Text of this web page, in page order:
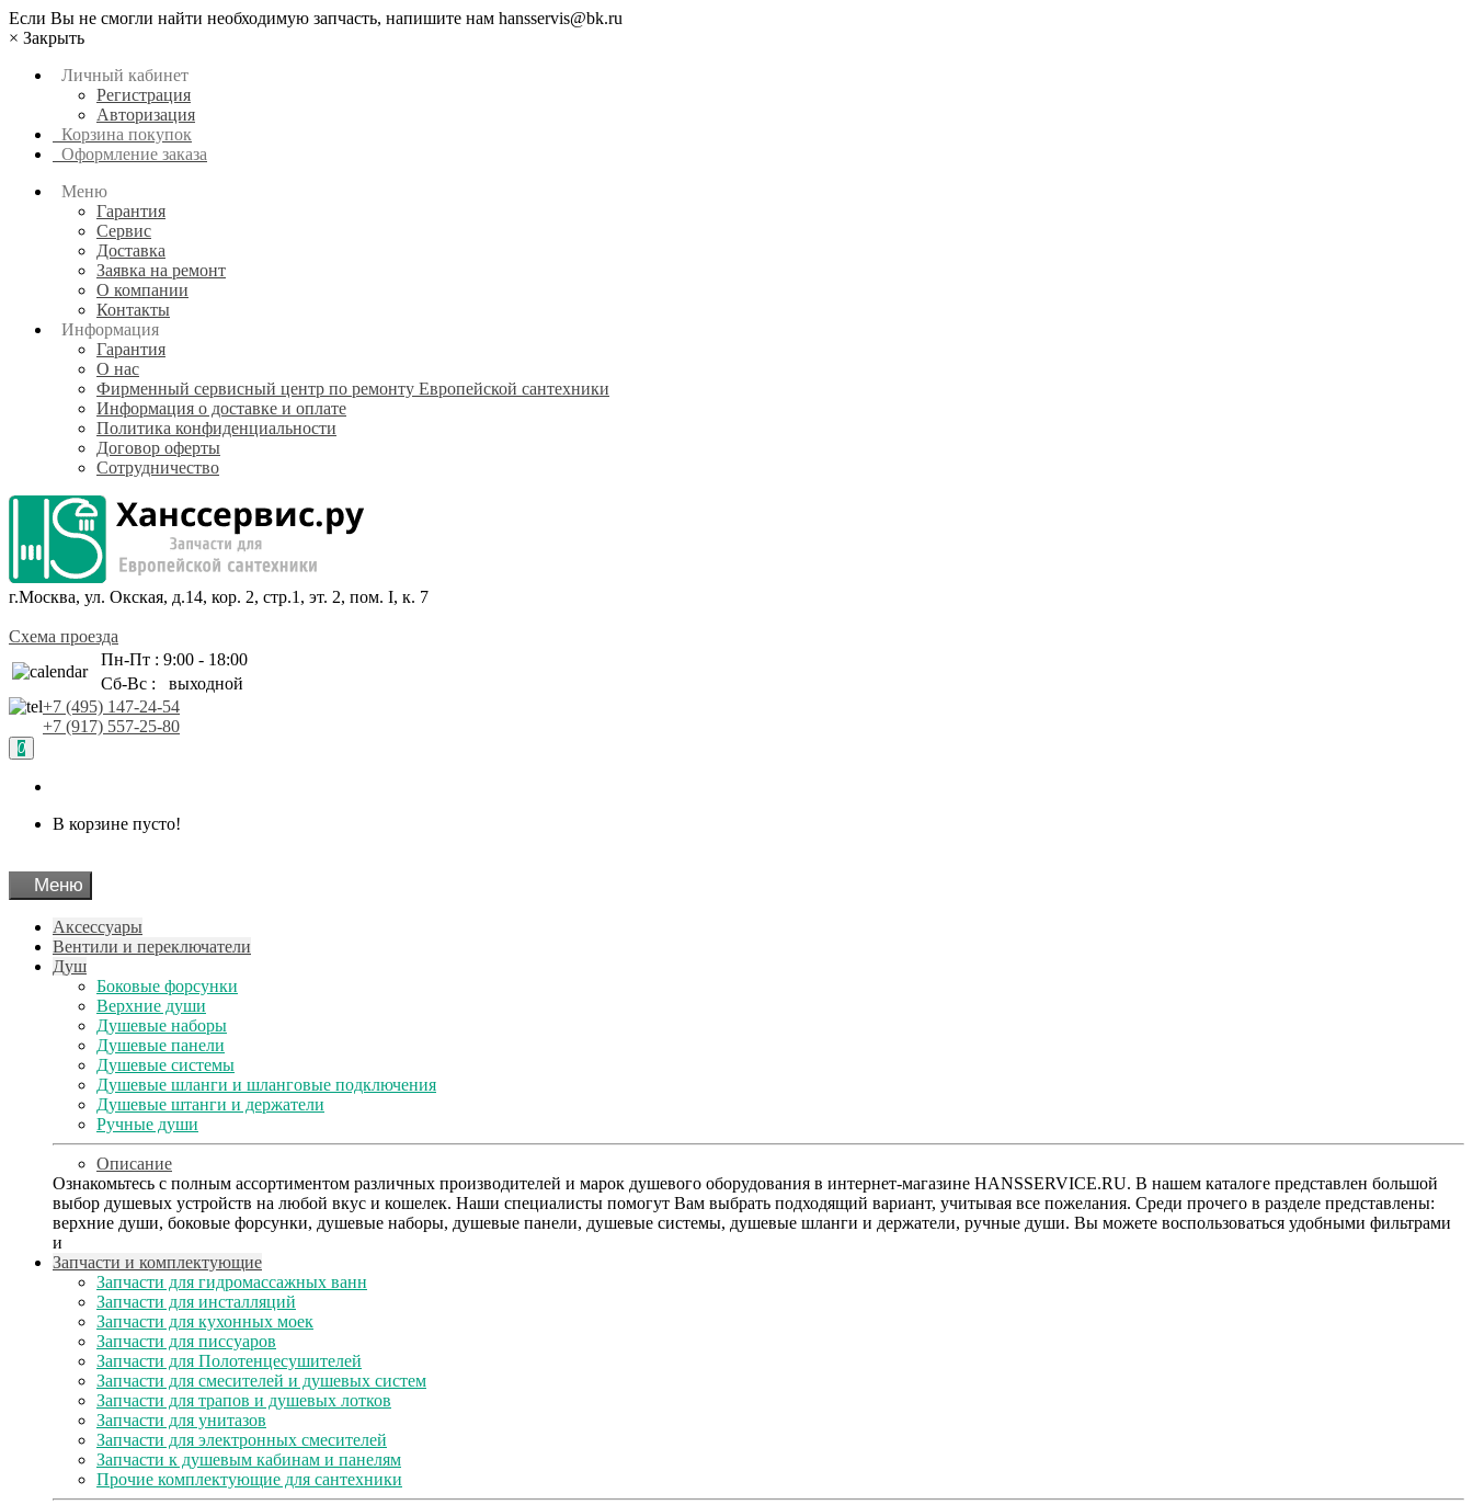
Если Вы не смогли найти необходимую запчасть, напишите нам hansservis@bk.ru
× Закрыть
Личный кабинет
Регистрация
Авторизация
Корзина покупок
Оформление заказа
Меню
Гарантия
Сервис
Доставка
Заявка на ремонт
О компании
Контакты
Информация
Гарантия
О нас
Фирменный сервисный центр по ремонту Европейской сантехники
Информация о доставке и оплате
Политика конфиденциальности
Договор оферты
Сотрудничество
г.Москва, ул. Окская, д.14, кор. 2, стр.1, эт. 2, пом. I, к. 7
Схема проезда
Пн-Пт : 9:00 - 18:00
Сб-Вс : выходной
+7 (495) 147-24-54
+7 (917) 557-25-80
0
В корзине пусто!
Меню
Аксессуары
Вентили и переключатели
Душ
Боковые форсунки
Верхние души
Душевые наборы
Душевые панели
Душевые системы
Душевые шланги и шланговые подключения
Душевые штанги и держатели
Ручные души
Описание
Ознакомьтесь с полным ассортиментом различных производителей и марок душевого оборудования в интернет-магазине HANSSERVICE.RU. В нашем каталоге представлен большой
выбор душевых устройств на любой вкус и кошелек. Наши специалисты помогут Вам выбрать подходящий вариант, учитывая все пожелания. Среди прочего в разделе представлены:
верхние души, боковые форсунки, душевые наборы, душевые панели, душевые системы, душевые шланги и держатели, ручные души. Вы можете воспользоваться удобными фильтрами
и
Запчасти и комплектующие
Запчасти для гидромассажных ванн
Запчасти для инсталляций
Запчасти для кухонных моек
Запчасти для писсуаров
Запчасти для Полотенцесушителей
Запчасти для смесителей и душевых систем
Запчасти для трапов и душевых лотков
Запчасти для унитазов
Запчасти для электронных смесителей
Запчасти к душевым кабинам и панелям
Прочие комплектующие для сантехники